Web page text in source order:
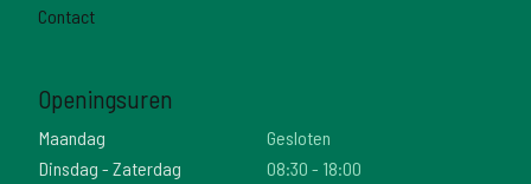
Contact
Openingsuren
Maandag
Gesloten
Dinsdag - Zaterdag
08:30 - 18:00